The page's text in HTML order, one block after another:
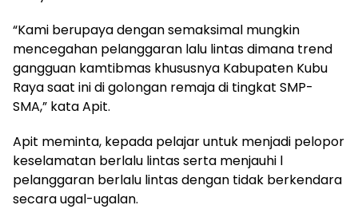
“Kami berupaya dengan semaksimal mungkin
mencegahan pelanggaran lalu lintas dimana trend
gangguan kamtibmas khususnya Kabupaten Kubu
Raya saat ini di golongan remaja di tingkat SMP-
SMA,” kata Apit.
Apit meminta, kepada pelajar untuk menjadi pelopor
keselamatan berlalu lintas serta menjauhi l
pelanggaran berlalu lintas dengan tidak berkendara
secara ugal-ugalan.